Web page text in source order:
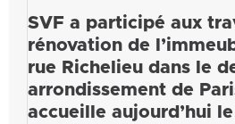
SVF a participé aux
rénovation de
rue Richelieu dans le
arrondissement de
accueille aujourd’hui